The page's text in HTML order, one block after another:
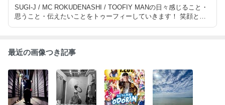
SUGI-J / MC ROKUDENASHI / TOOFIY MANの日々感じること・
思うこと・伝えたいことをトゥーフィーしていきます！ 笑顔とハ
最近の画像つき記事